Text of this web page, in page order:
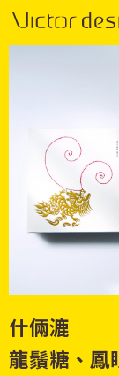
什倆漉
龍鬚糖、鳳